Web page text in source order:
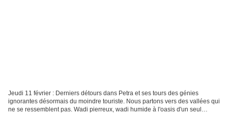
Jeudi 11 février : Derniers détours dans Petra et ses tours des génies
ignorantes désormais du moindre touriste. Nous partons vers des vallées qui
ne se ressemblent pas. Wadi pierreux, wadi humide à l'oasis d'un seul